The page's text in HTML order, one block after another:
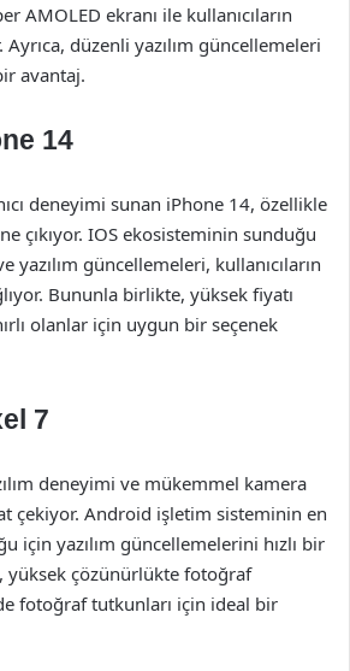
AMOLED ekranı ile kullanıcıların
Ayrıca, düzenli yazılım güncellemeleri
avantaj.
14
deneyimi sunan iPhone 14, özellikle
çıkıyor. IOS ekosisteminin sunduğu
yazılım güncellemeleri, kullanıcıların
Bununla birlikte, yüksek fiyatı
olanlar için uygun bir seçenek
7
deneyimi ve mükemmel kamera
çekiyor. Android işletim sisteminin en
için yazılım güncellemelerini hızlı bir
yüksek çözünürlükte fotoğraf
fotoğraf tutkunları için ideal bir